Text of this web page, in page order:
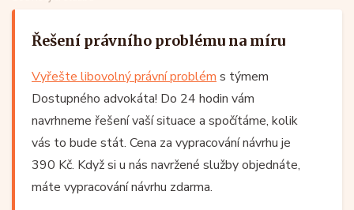
Řešení právního problému na míru
Vyřešte libovolný právní problém s týmem
Dostupného advokáta! Do 24 hodin vám
navrhneme řešení vaší situace a spočítáme, kolik
vás to bude stát. Cena za vypracování návrhu je
390 Kč. Když si u nás navržené služby objednáte,
máte vypracování návrhu zdarma.